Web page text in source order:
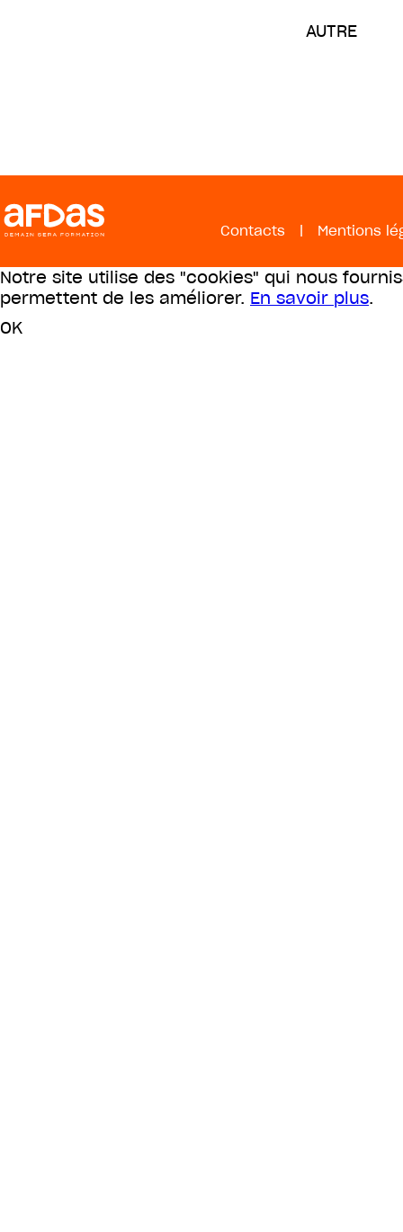
AUTRE
Contacts | Mentions
Notre site utilise des "cookies" qui nous
permettent de les améliorer. En savoir plus.
OK